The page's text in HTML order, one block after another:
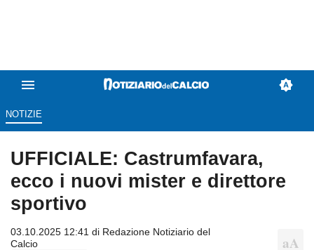
NOTIZIE
UFFICIALE: Castrumfavara,
ecco i nuovi mister e direttore
sportivo
03.10.2025 12:41 di Redazione Notiziario del
Calcio